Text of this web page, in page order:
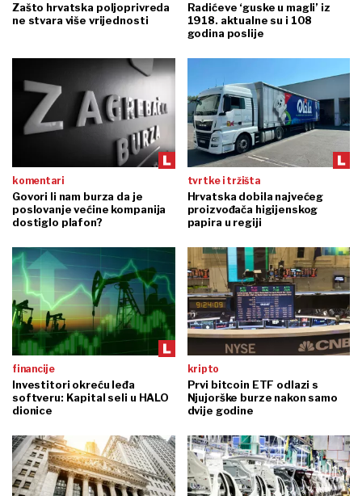
Zašto hrvatska poljoprivreda
ne stvara više vrijednosti
Radićeve ‘guske u magli’ iz
1918. aktualne su i 108
godina poslije
komentari
Govori li nam burza da je
poslovanje većine kompanija
dostiglo plafon?
tvrtke i tržišta
Hrvatska dobila najvećeg
proizvođača higijenskog
papira u regiji
financije
Investitori okreću leđa
softveru: Kapital seli u HALO
dionice
kripto
Prvi bitcoin ETF odlazi s
Njujorške burze nakon samo
dvije godine